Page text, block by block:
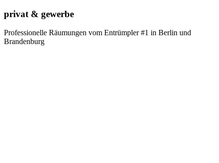
privat & gewerbe
Professionelle Räumungen vom Entrümpler #1 in Berlin und
Brandenburg